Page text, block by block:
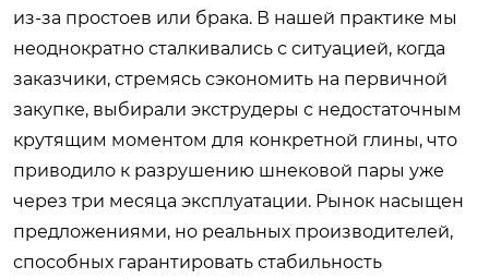
из-за простоев или брака. В нашей практике мы
неоднократно сталкивались с ситуацией, когда
заказчики, стремясь сэкономить на первичной
закупке, выбирали экструдеры с недостаточным
крутящим моментом для конкретной глины, что
приводило к разрушению шнековой пары уже
через три месяца эксплуатации. Рынок насыщен
предложениями, но реальных производителей,
способных гарантировать стабильность